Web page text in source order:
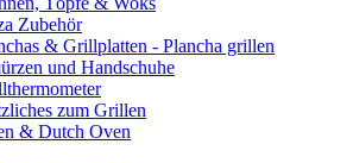
Zubehör
& Grillplatten - Plancha grillen
und Handschuhe
zum Grillen
& Dutch Oven